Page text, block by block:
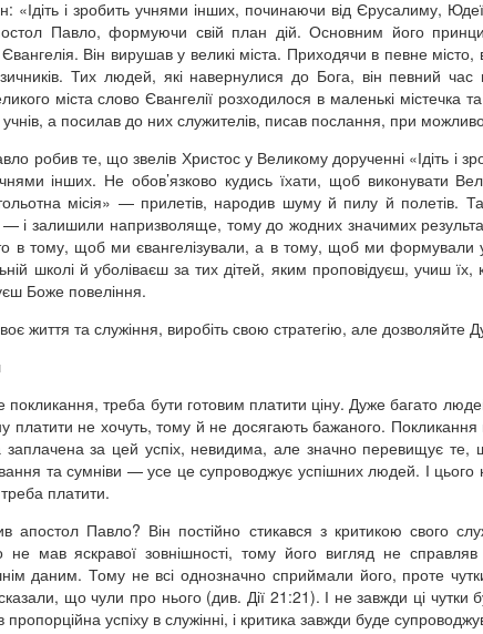
«Ідіть і зробить учнями інших, починаючи від Єрусалиму,
Павло, формуючи свій план дій. Основним його
Він вирушав у великі міста. Приходячи в певне місто,
Тих людей, які навернулися до Бога, він певний
міста слово Євангелії розходилося в маленькі містечка
а посилав до них служителів, писав послання, при
робив те, що звелів Христос у Великому дорученні «Ідіть і
інших. Не обов’язково кудись їхати, щоб виконувати
місія» — прилетів, народив шуму й пилу й полетів.
і залишили напризволяще, тому до жодних значимих
в тому, щоб ми євангелізували, а в тому, щоб ми формували
школі й уболіваєш за тих дітей, яким проповідуєш, учиш
Боже повеління.
життя та служіння, виробіть свою стратегію, але дозволяйте
треба бути готовим платити ціну. Дуже багато
платити не хочуть, тому й не досягають бажаного.
заплачена за цей успіх, невидима, але значно перевищує
та сумніви — усе це супроводжує успішних людей. І цього
платити.
апостол Павло? Він постійно стикався з критикою свого
не мав яскравої зовнішності, тому його вигляд не
даним. Тому не всі однозначно сприймали його, проте
що чули про нього (див. Дії 21:21). І не завжди ці чутки
пропорційна успіху в служінні, і критика завжди буде